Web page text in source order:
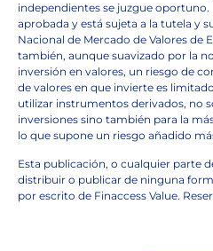
independientes se juzgue oportuno.
aprobada y está sujeta a la tutela y
Nacional de Mercado de Valores de
también, aunque suavizado por la
inversión en valores, un riesgo de
de valores en que invierte es
utilizar instrumentos derivados, no
inversiones sino también para la
lo que supone un riesgo añadido
Esta publicación, o cualquier parte
distribuir o publicar de ninguna
por escrito de Finaccess Value.